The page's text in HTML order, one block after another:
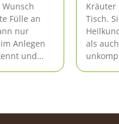
Fülle an
nur
Anlegen
und
Kräuter
Tisch.
als